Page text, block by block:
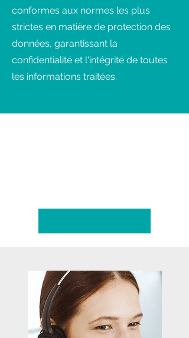
conformes aux normes les plus
strictes en matière de protection des
données, garantissant la
confidentialité et l'intégrité de toutes
les informations traitées.